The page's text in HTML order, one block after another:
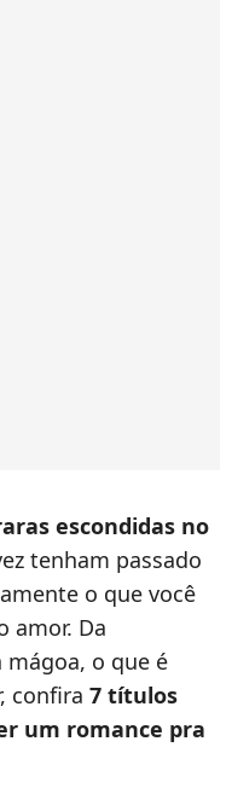
escondidas no
tenham passado
o que você
amor. Da
mágoa, o que é
confira 7 títulos
um romance pra